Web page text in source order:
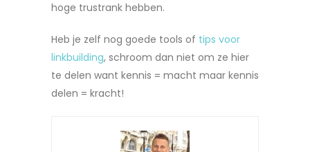
hoge trustrank hebben.
Heb je zelf nog goede tools of tips voor
linkbuilding, schroom dan niet om ze hier
te delen want kennis = macht maar kennis
delen = kracht!